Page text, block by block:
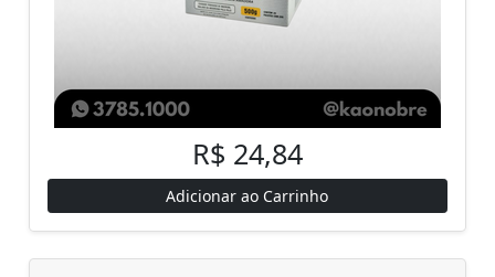
R$ 24,84
Adicionar ao Carrinho